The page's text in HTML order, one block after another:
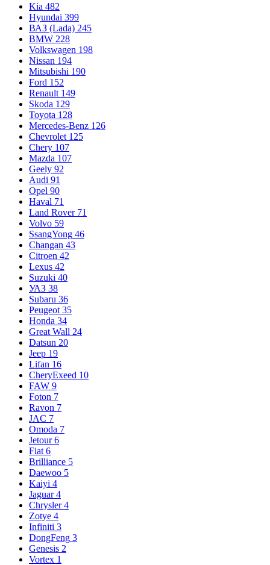
Kia 482
Hyundai 399
ВАЗ (Lada) 245
BMW 228
Volkswagen 198
Nissan 194
Mitsubishi 190
Ford 152
Renault 149
Skoda 129
Toyota 128
Mercedes-Benz 126
Chevrolet 125
Chery 107
Mazda 107
Geely 92
Audi 91
Opel 90
Haval 71
Land Rover 71
Volvo 59
SsangYong 46
Changan 43
Citroen 42
Lexus 42
Suzuki 40
УАЗ 38
Subaru 36
Peugeot 35
Honda 34
Great Wall 24
Datsun 20
Jeep 19
Lifan 16
CheryExeed 10
FAW 9
Foton 7
Ravon 7
JAC 7
Omoda 7
Jetour 6
Fiat 6
Brilliance 5
Daewoo 5
Kaiyi 4
Jaguar 4
Chrysler 4
Zotye 4
Infiniti 3
DongFeng 3
Genesis 2
Vortex 1